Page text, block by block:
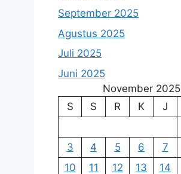
September 2025
Agustus 2025
Juli 2025
Juni 2025
November 2025
S
S R K J
3
4 5 6 7
10
11 12 13 14